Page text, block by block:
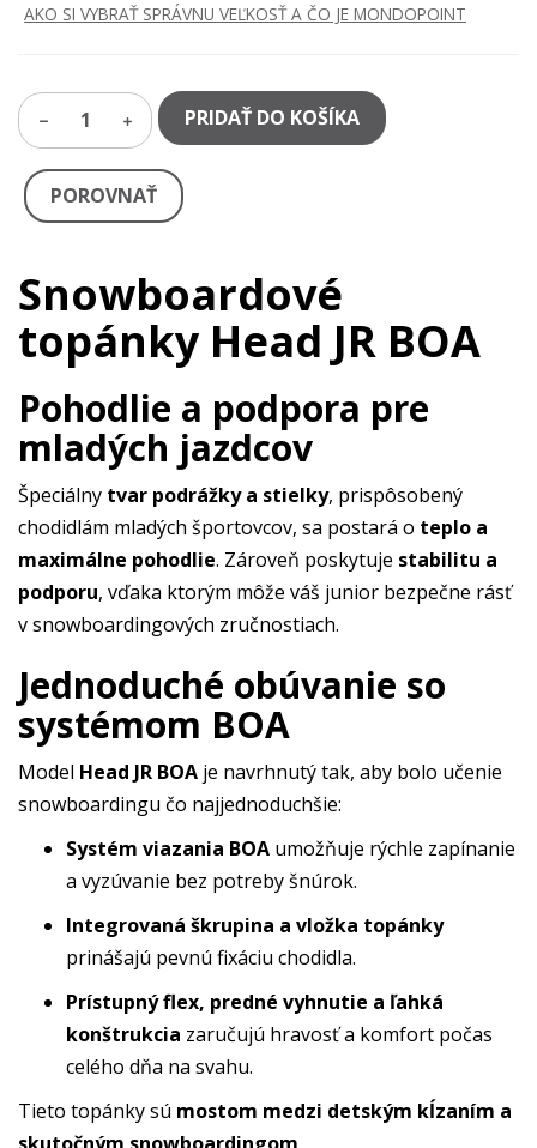
AKO SI VYBRAŤ SPRÁVNU VEĽKOSŤ A ČO JE MONDOPOINT
1 PRIDAŤ DO KOŠÍKA
POROVNAŤ
Snowboardové
topánky Head JR BOA
Pohodlie a podpora pre
mladých jazdcov
Špeciálny tvar podrážky a stielky, prispôsobený
chodidlám mladých športovcov, sa postará o teplo a
maximálne pohodlie. Zároveň poskytuje stabilitu a
podporu, vďaka ktorým môže váš junior bezpečne rásť
v snowboardingových zručnostiach.
Jednoduché obúvanie so
systémom BOA
Model Head JR BOA je navrhnutý tak, aby bolo učenie
snowboardingu čo najjednoduchšie:
Systém viazania BOA umožňuje rýchle zapínanie
a vyzúvanie bez potreby šnúrok.
Integrovaná škrupina a vložka topánky
prinášajú pevnú fixáciu chodidla.
Prístupný flex, predné vyhnutie a ľahká
konštrukcia zaručujú hravosť a komfort počas
celého dňa na svahu.
Tieto topánky sú mostom medzi detským kĺzaním a